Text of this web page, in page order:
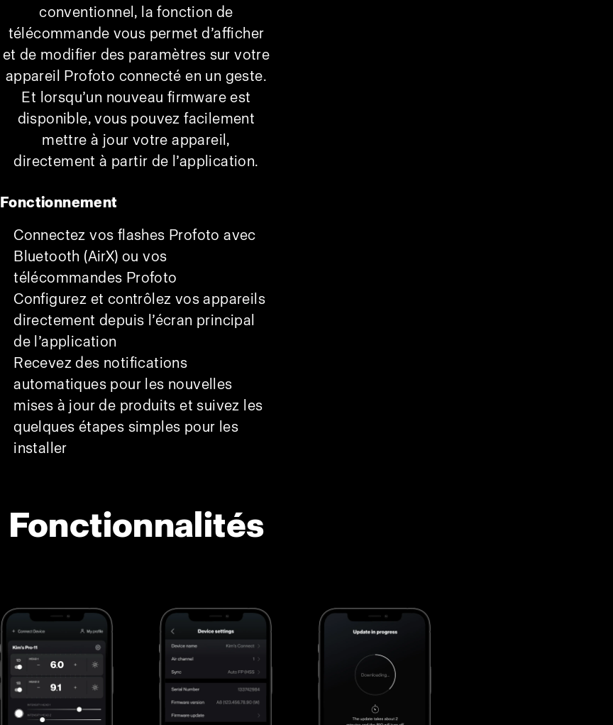
conventionnel, la fonction de
télécommande vous permet d’afficher
et de modifier des paramètres sur votre
appareil Profoto connecté en un geste.
Et lorsqu’un nouveau firmware est
disponible, vous pouvez facilement
mettre à jour votre appareil,
directement à partir de l’application.
Fonctionnement
Connectez vos flashes Profoto avec
Bluetooth (AirX) ou vos
télécommandes Profoto
Configurez et contrôlez vos appareils
directement depuis l’écran principal
de l’application
Recevez des notifications
automatiques pour les nouvelles
mises à jour de produits et suivez les
quelques étapes simples pour les
installer
Fonctionnalités